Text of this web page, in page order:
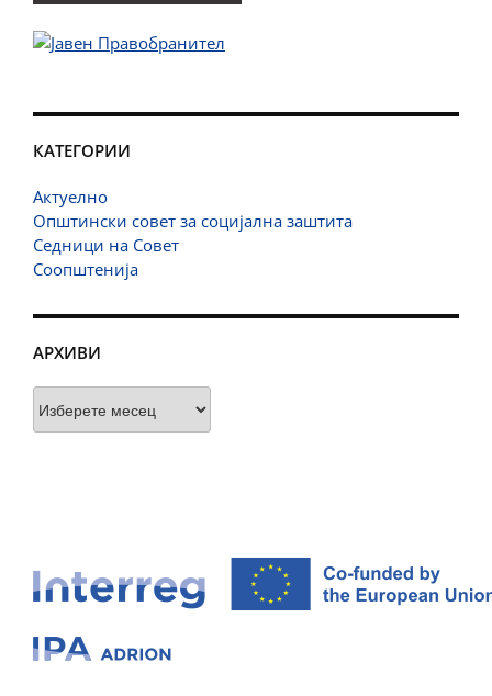
КАТЕГОРИИ
Актуелно
Општински совет за социјална заштита
Седници на Совет
Соопштенија
АРХИВИ